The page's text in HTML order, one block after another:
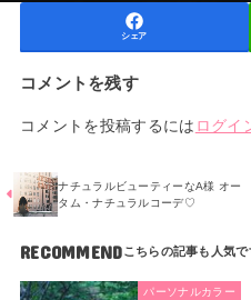
シェア
コメントを残す
コメントを投稿するには ログイ
ナチュラルビューティーなA様 オー
タム・ナチュラルコーデ♡
RECOMMEND
パーソナルカラー